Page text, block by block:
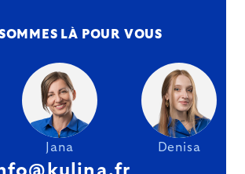
LÀ POUR VOUS
Jana Denisa